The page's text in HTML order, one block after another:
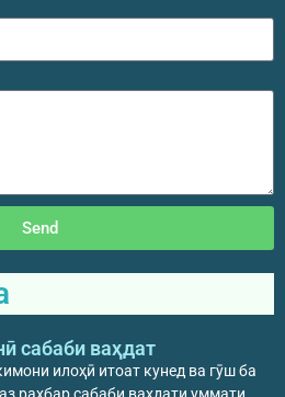
Send
сабаби ваҳдат
илоҳӣ итоат кунед ва гӯш ба